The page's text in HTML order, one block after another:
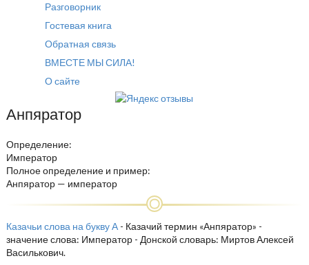
Разговорник
Гостевая книга
Обратная связь
ВМЕСТЕ МЫ СИЛА!
О сайте
Анпяратор
Определение:
Император
Полное определение и пример:
Анпяратор — император
Казачьи слова на букву А- Казачий термин «Анпяратор» -
значение слова: Император - Донской словарь: Миртов Алексей
Василькович.